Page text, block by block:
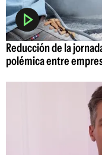
Reducción de la
polémica entre